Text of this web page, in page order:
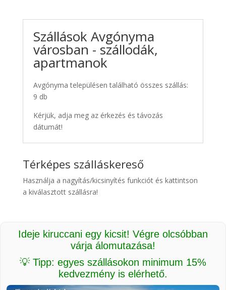
Szállások Avgónyma
városban - szállodák,
apartmanok
Avgónyma településen található összes szállás:
9 db
Kérjük, adja meg az érkezés és távozás
dátumát!
Térképes szálláskereső
Használja a nagyítás/kicsinyítés funkciót és kattintson
a kiválasztott szállásra!
Ideje kiruccani egy kicsit! Végre olcsóbban
várja álomutazása!
💡 Tipp: egyes szállásokon minimum 15%
kedvezmény is elérhető.